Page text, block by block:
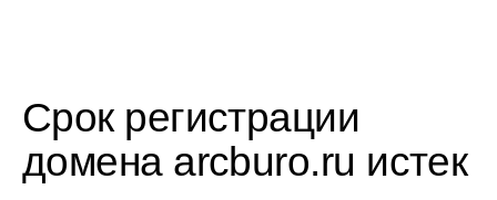
Срок регистрации
домена arcburo.ru истек